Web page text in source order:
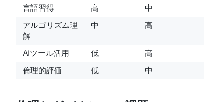
言語習得
高
中
アルゴリズム理
解
中 高
AIツール活用 低
高
倫理的評価
低 中